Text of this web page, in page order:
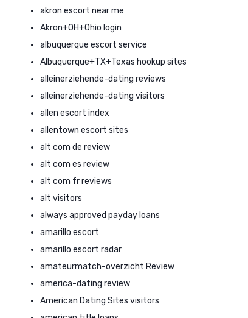
akron escort near me
Akron+OH+Ohio login
albuquerque escort service
Albuquerque+TX+Texas hookup sites
alleinerziehende-dating reviews
alleinerziehende-dating visitors
allen escort index
allentown escort sites
alt com de review
alt com es review
alt com fr reviews
alt visitors
always approved payday loans
amarillo escort
amarillo escort radar
amateurmatch-overzicht Review
america-dating review
American Dating Sites visitors